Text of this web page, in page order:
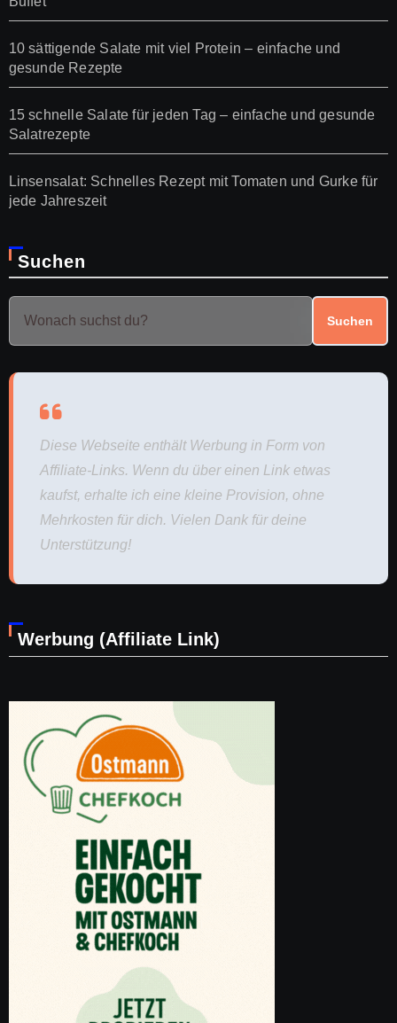
10 sättigende Salate mit viel Protein – einfache und
gesunde Rezepte
15 schnelle Salate für jeden Tag – einfache und gesunde
Salatrezepte
Linsensalat: Schnelles Rezept mit Tomaten und Gurke für
jede Jahreszeit
Suchen
Suchen
Diese Webseite enthält Werbung in Form von
Affiliate-Links. Wenn du über einen Link etwas
kaufst, erhalte ich eine kleine Provision, ohne
Mehrkosten für dich. Vielen Dank für deine
Unterstützung!
Werbung (Affiliate Link)